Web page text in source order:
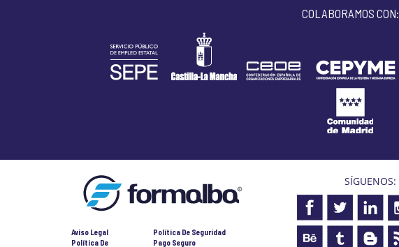
COLABORAMOS CON:
Aviso Legal
Política De
Política De Seguridad
Pago Seguro
SÍGUENOS: